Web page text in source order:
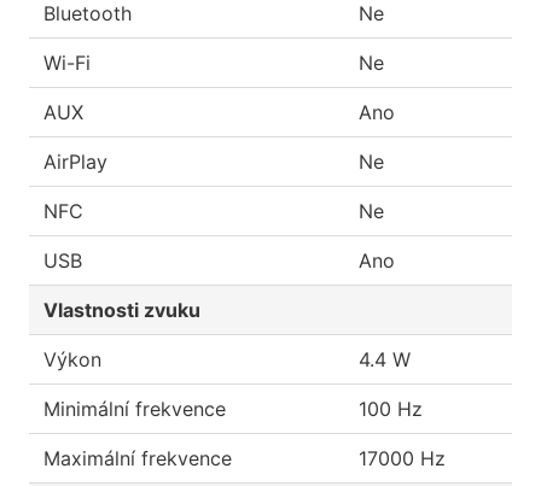
Bluetooth Ne
Wi-Fi Ne
AUX Ano
AirPlay Ne
NFC Ne
USB Ano
Vlastnosti zvuku
Výkon 4.4 W
Minimální frekvence 100 Hz
Maximální frekvence 17000 Hz